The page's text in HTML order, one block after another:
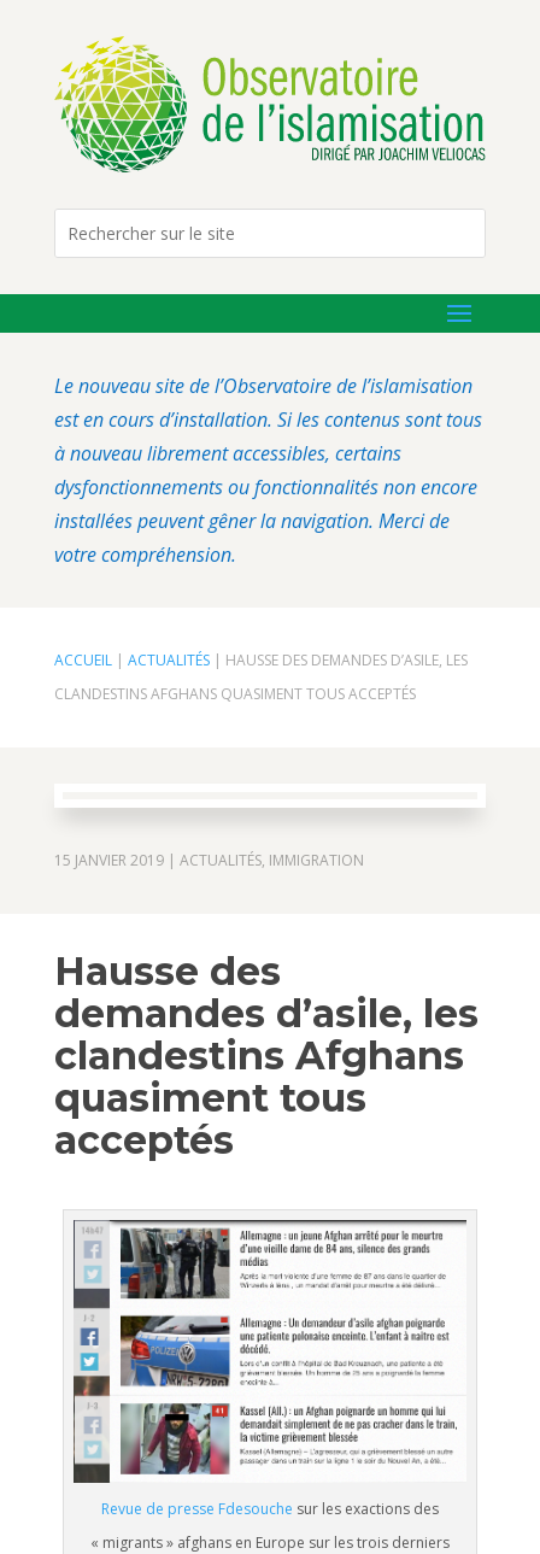
Le nouveau site de l’Observatoire de l’islamisation
est en cours d’installation. Si les contenus sont tous
à nouveau librement accessibles, certains
dysfonctionnements ou fonctionnalités non encore
installées peuvent gêner la navigation. Merci de
votre compréhension.
ACCUEIL| ACTUALITÉS| HAUSSE DES DEMANDES D’ASILE, LES
CLANDESTINS AFGHANS QUASIMENT TOUS ACCEPTÉS
15 JANVIER 2019| ACTUALITÉS, IMMIGRATION
Hausse des
demandes d’asile, les
clandestins Afghans
quasiment tous
acceptés
Revue de presse Fdesouche sur les exactions des
« migrants » afghans en Europe sur les trois derniers